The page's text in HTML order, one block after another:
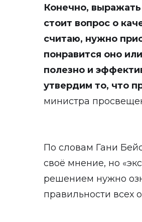
Конечно,
стоит вопрос о
считаю, нужно
понравится оно
полезно и
утвердим то, что
министра
По словам Гани
своё мнение, но
решением нужно
правильности всех